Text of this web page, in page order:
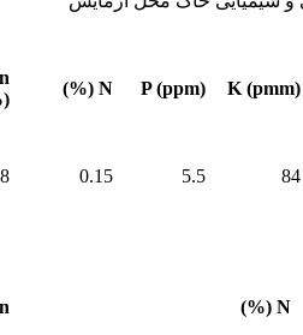
K (pmm)
P (ppm)
N (%)
84
5.5
0.15
N (%)